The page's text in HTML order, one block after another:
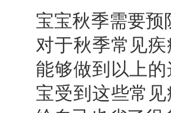
宝宝秋季需要
对于秋季常见
能够做到以上
宝受到这些常